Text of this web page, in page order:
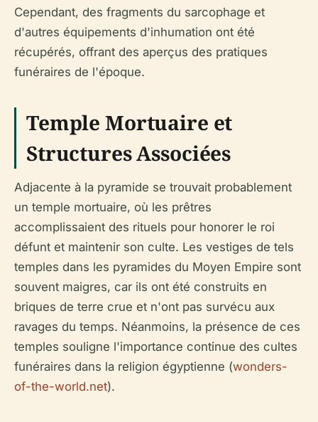
Cependant, des fragments du sarcophage et
d'autres équipements d'inhumation ont été
récupérés, offrant des aperçus des pratiques
funéraires de l'époque.
Temple Mortuaire et
Structures Associées
Adjacente à la pyramide se trouvait probablement
un temple mortuaire, où les prêtres
accomplissaient des rituels pour honorer le roi
défunt et maintenir son culte. Les vestiges de tels
temples dans les pyramides du Moyen Empire sont
souvent maigres, car ils ont été construits en
briques de terre crue et n'ont pas survécu aux
ravages du temps. Néanmoins, la présence de ces
temples souligne l'importance continue des cultes
funéraires dans la religion égyptienne (wonders-
of-the-world.net).